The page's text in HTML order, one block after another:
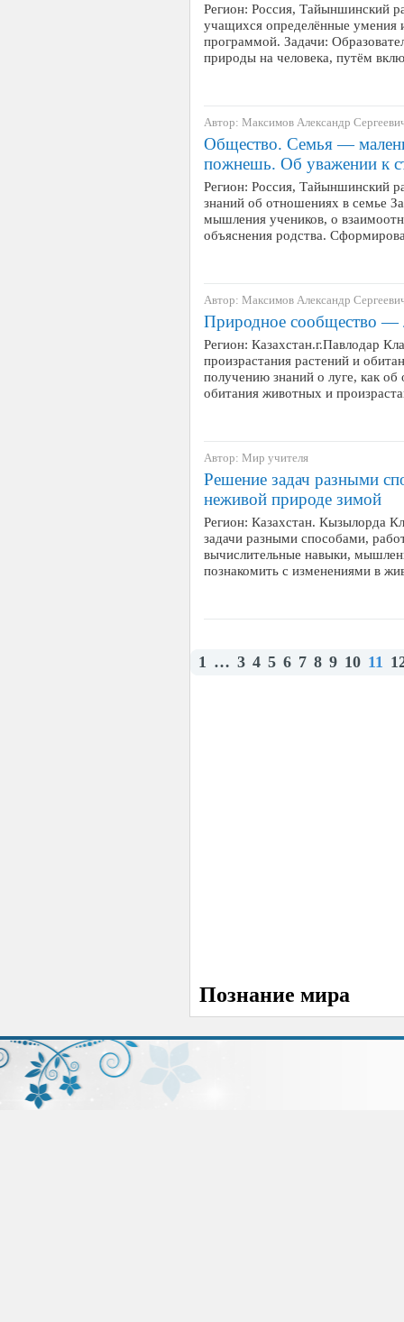
Регион: Россия, Тайыншинский
учащихся определённые умения
программой. Задачи:
природы на человека, путём
Автор: Максимов Александр
Общество. Семья —
пожнешь. Об уважении к
Регион: Россия, Тайыншинский
знаний об отношениях в семье
мышления учеников, о
объяснения родства.
Автор: Максимов Александр
Природное сообщество —
Регион: Казахстан.г.Павлодар
произрастания растений и
получению знаний о луге, как
обитания животных и
Автор: Мир учителя
Решение задач разными
неживой природе зимой
Регион: Казахстан. Кызылорда
задачи разными способами,
вычислительные навыки,
познакомить с изменениями в
1 … 3 4 5 6 7 8 9 10 11
Познание мира